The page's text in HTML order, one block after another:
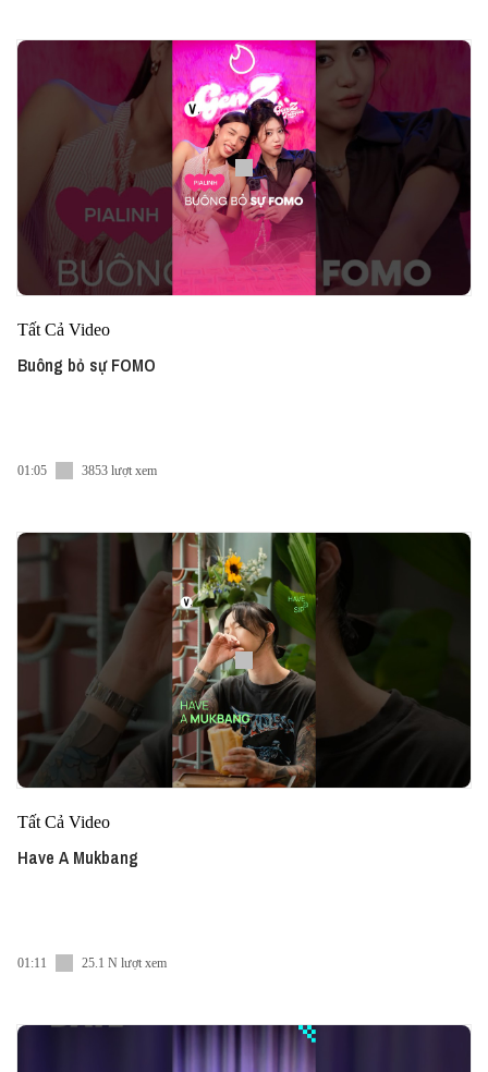
Tất Cả Video
Buông bỏ sự FOMO
01:05 3853 lượt xem
Tất Cả Video
Have A Mukbang
01:11 25.1 N lượt xem